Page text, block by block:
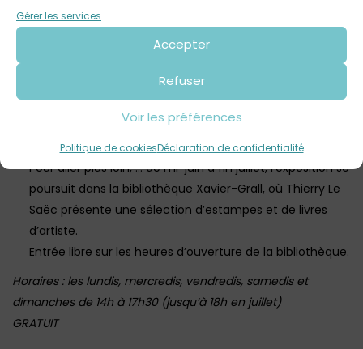
Gérer les services
Accepter
Refuser
Voir les préférences
Politique de cookiesDéclaration de confidentialité
Saëc.
Ouvert à tous – sans réservation
Dimanche 5 juillet à 10h : rencontre autour du livre
d’artiste animée par Thierry Le Saëc, au Pôle culturel.
Gratuit. Sur inscription au 02.98.68.67.63 ou
Pour aller plus loin, … de mi-juin à fin juillet, l’exposition se
poursuit dans la bibliothèque Xavier-Grall, où Thierry Le
Saëc présente une sélection d’estampes et de livres
d’artiste.
Entrée libre sur les heures d’ouverture de la bibliothèque.
Horaires : les lundis, mercredis, vendredis, samedis et
dimanches de 14h à 17h30 (jusqu’à 18h en juillet)
GRATUIT